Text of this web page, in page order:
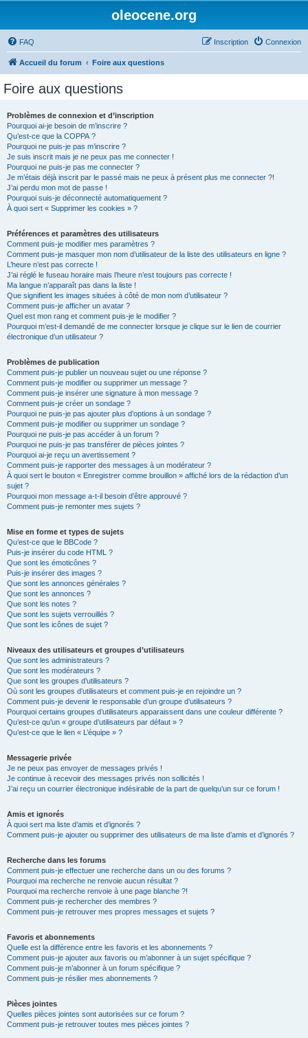
oleocene.org
FAQ Connexion
Inscription
Accueil du forum Foire aux questions
Foire aux questions
Problèmes de connexion et d’inscription
Pourquoi ai-je besoin de m’inscrire ?
Qu’est-ce que la COPPA ?
Pourquoi ne puis-je pas m’inscrire ?
Je suis inscrit mais je ne peux pas me connecter !
Pourquoi ne puis-je pas me connecter ?
Je m’étais déjà inscrit par le passé mais ne peux à présent plus me connecter ?!
J’ai perdu mon mot de passe !
Pourquoi suis-je déconnecté automatiquement ?
À quoi sert « Supprimer les cookies » ?
Préférences et paramètres des utilisateurs
Comment puis-je modifier mes paramètres ?
Comment puis-je masquer mon nom d’utilisateur de la liste des utilisateurs en ligne ?
L’heure n’est pas correcte !
J’ai réglé le fuseau horaire mais l’heure n’est toujours pas correcte !
Ma langue n’apparaît pas dans la liste !
Que signifient les images situées à côté de mon nom d’utilisateur ?
Comment puis-je afficher un avatar ?
Quel est mon rang et comment puis-je le modifier ?
Pourquoi m’est-il demandé de me connecter lorsque je clique sur le lien de courrier
électronique d’un utilisateur ?
Problèmes de publication
Comment puis-je publier un nouveau sujet ou une réponse ?
Comment puis-je modifier ou supprimer un message ?
Comment puis-je insérer une signature à mon message ?
Comment puis-je créer un sondage ?
Pourquoi ne puis-je pas ajouter plus d’options à un sondage ?
Comment puis-je modifier ou supprimer un sondage ?
Pourquoi ne puis-je pas accéder à un forum ?
Pourquoi ne puis-je pas transférer de pièces jointes ?
Pourquoi ai-je reçu un avertissement ?
Comment puis-je rapporter des messages à un modérateur ?
À quoi sert le bouton « Enregistrer comme brouillon » affiché lors de la rédaction d’un
sujet ?
Pourquoi mon message a-t-il besoin d’être approuvé ?
Comment puis-je remonter mes sujets ?
Mise en forme et types de sujets
Qu’est-ce que le BBCode ?
Puis-je insérer du code HTML ?
Que sont les émoticônes ?
Puis-je insérer des images ?
Que sont les annonces générales ?
Que sont les annonces ?
Que sont les notes ?
Que sont les sujets verrouillés ?
Que sont les icônes de sujet ?
Niveaux des utilisateurs et groupes d’utilisateurs
Que sont les administrateurs ?
Que sont les modérateurs ?
Que sont les groupes d’utilisateurs ?
Où sont les groupes d’utilisateurs et comment puis-je en rejoindre un ?
Comment puis-je devenir le responsable d’un groupe d’utilisateurs ?
Pourquoi certains groupes d’utilisateurs apparaissent dans une couleur différente ?
Qu’est-ce qu’un « groupe d’utilisateurs par défaut » ?
Qu’est-ce que le lien « L’équipe » ?
Messagerie privée
Je ne peux pas envoyer de messages privés !
Je continue à recevoir des messages privés non sollicités !
J’ai reçu un courrier électronique indésirable de la part de quelqu’un sur ce forum !
Amis et ignorés
À quoi sert ma liste d’amis et d’ignorés ?
Comment puis-je ajouter ou supprimer des utilisateurs de ma liste d’amis et d’ignorés ?
Recherche dans les forums
Comment puis-je effectuer une recherche dans un ou des forums ?
Pourquoi ma recherche ne renvoie aucun résultat ?
Pourquoi ma recherche renvoie à une page blanche ?!
Comment puis-je rechercher des membres ?
Comment puis-je retrouver mes propres messages et sujets ?
Favoris et abonnements
Quelle est la différence entre les favoris et les abonnements ?
Comment puis-je ajouter aux favoris ou m’abonner à un sujet spécifique ?
Comment puis-je m’abonner à un forum spécifique ?
Comment puis-je résilier mes abonnements ?
Pièces jointes
Quelles pièces jointes sont autorisées sur ce forum ?
Comment puis-je retrouver toutes mes pièces jointes ?